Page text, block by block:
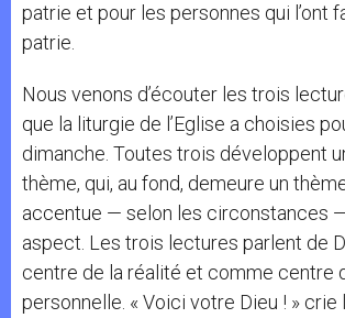
patrie et pour les personnes qui l’ont
patrie.
Nous venons d’écouter les trois
que la liturgie de l’Eglise a choisies
dimanche. Toutes trois développent
thème, qui, au fond, demeure un
accentue — selon les circonstances
aspect. Les trois lectures parlent de
centre de la réalité et comme centre
personnelle. « Voici votre Dieu ! » crie